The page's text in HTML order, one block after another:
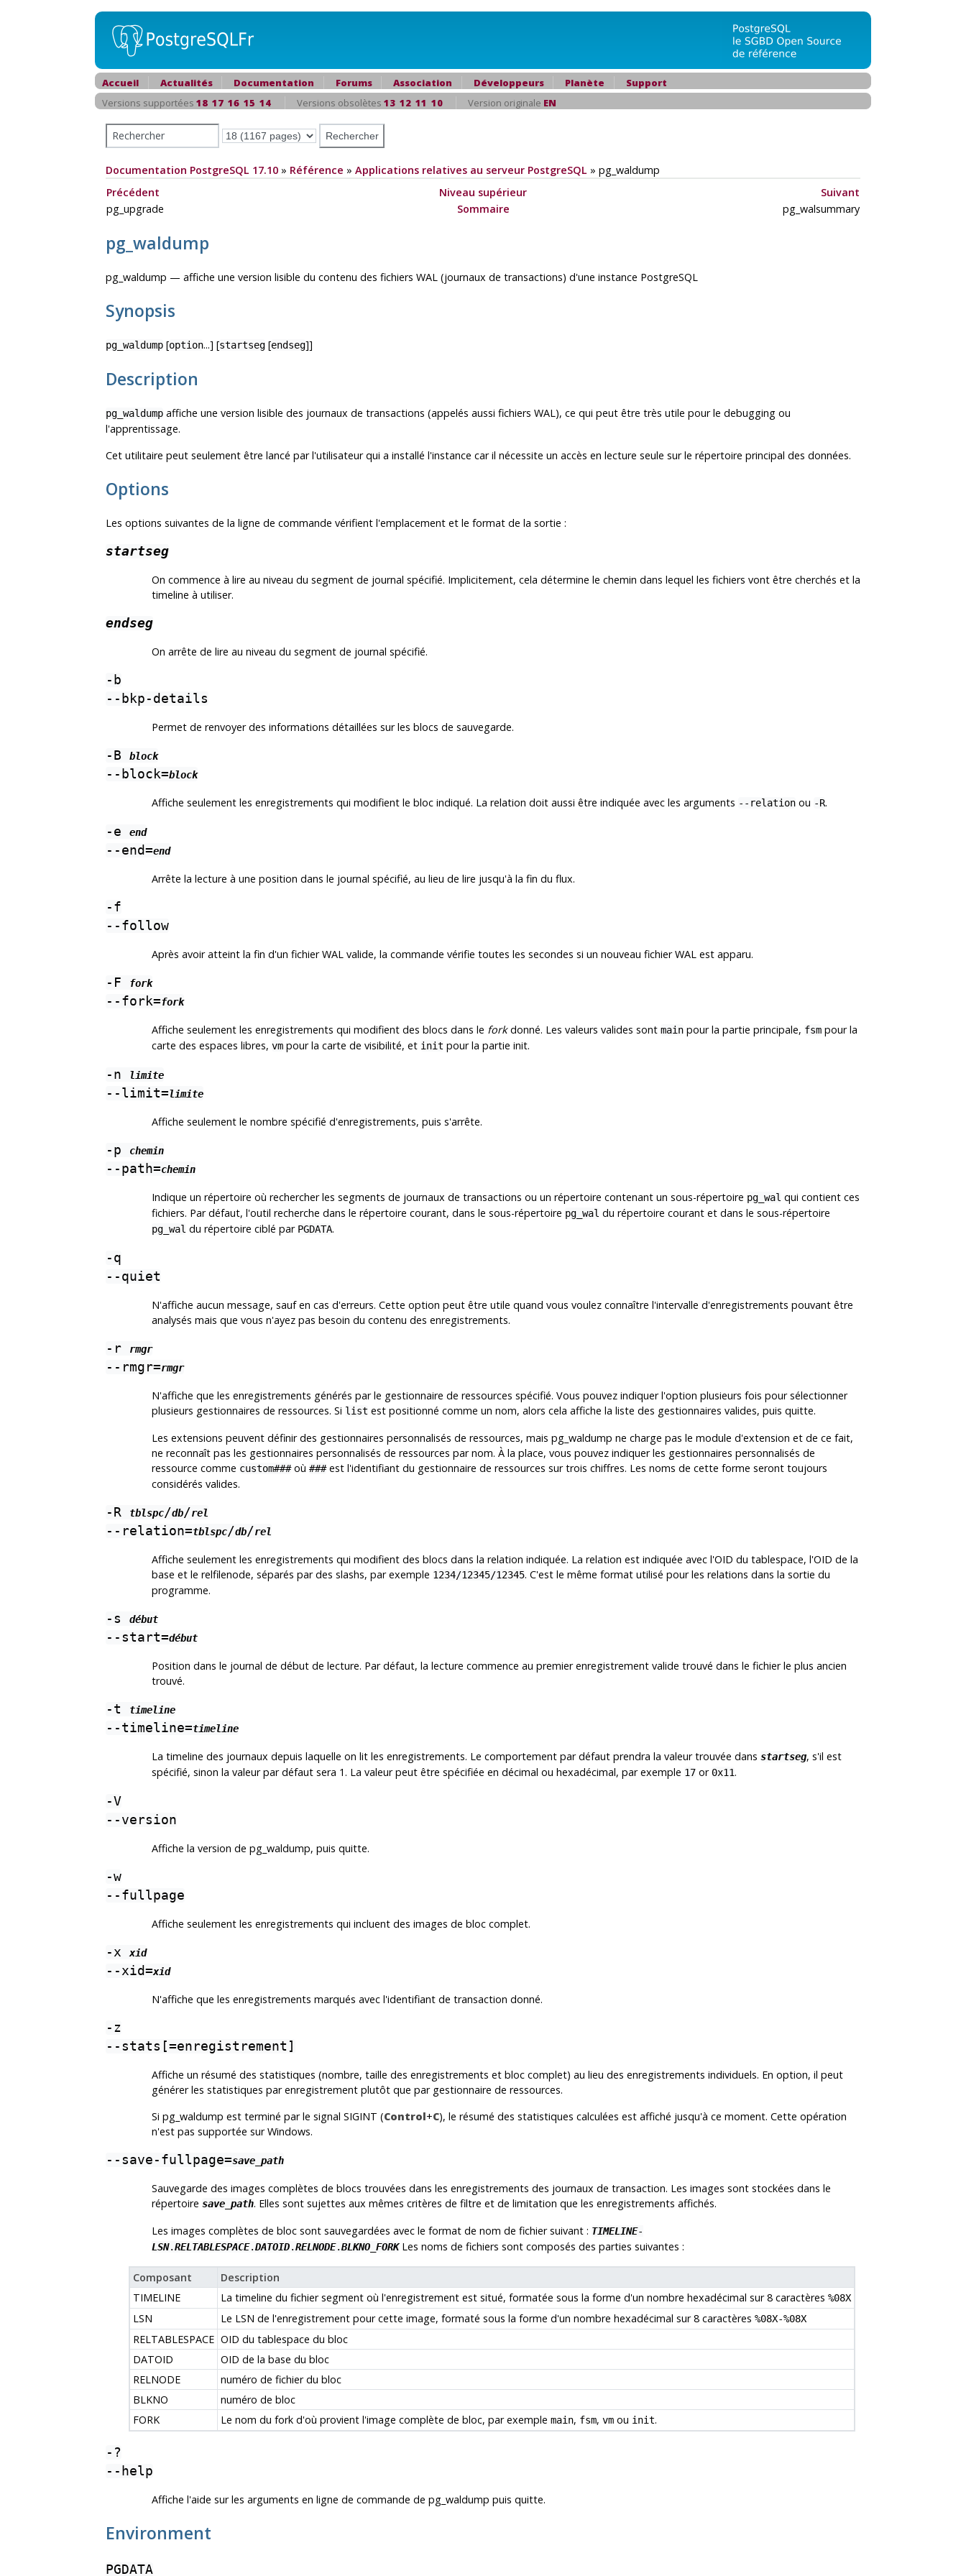
Accueil Actualités Documentation Forums Association Développeurs Planète
Support
Versions supportées 18 17 16 15 14 Versions obsolètes 13 12 11 10 Version originale EN
Documentation PostgreSQL 17.10 » Référence » Applications relatives au serveur PostgreSQL » pg_waldump
Précédent
Niveau supérieur
Suivant
pg_upgrade
Sommaire pg_walsummary
pg_waldump
pg_waldump — affiche une version lisible du contenu des fichiers WAL (journaux de transactions) d'une instance PostgreSQL
Synopsis
pg_waldump [option...] [startseg [endseg]]
Description
pg_waldump affiche une version lisible des journaux de transactions (appelés aussi fichiers WAL), ce qui peut être très utile pour le debugging ou
l'apprentissage.
Cet utilitaire peut seulement être lancé par l'utilisateur qui a installé l'instance car il nécessite un accès en lecture seule sur le répertoire principal des données.
Options
Les options suivantes de la ligne de commande vérifient l'emplacement et le format de la sortie :
startseg
On commence à lire au niveau du segment de journal spécifié. Implicitement, cela détermine le chemin dans lequel les fichiers vont être cherchés et la
timeline à utiliser.
endseg
On arrête de lire au niveau du segment de journal spécifié.
-b
--bkp-details
Permet de renvoyer des informations détaillées sur les blocs de sauvegarde.
-B block
--block=block
Affiche seulement les enregistrements qui modifient le bloc indiqué. La relation doit aussi être indiquée avec les arguments --relation ou -R.
-e end
--end=end
Arrête la lecture à une position dans le journal spécifié, au lieu de lire jusqu'à la fin du flux.
-f
--follow
Après avoir atteint la fin d'un fichier WAL valide, la commande vérifie toutes les secondes si un nouveau fichier WAL est apparu.
-F fork
--fork=fork
Affiche seulement les enregistrements qui modifient des blocs dans le forkdonné. Les valeurs valides sont main pour la partie principale, fsm pour la
carte des espaces libres, vm pour la carte de visibilité, et init pour la partie init.
-n limite
--limit=limite
Affiche seulement le nombre spécifié d'enregistrements, puis s'arrête.
-p chemin
--path=chemin
Indique un répertoire où rechercher les segments de journaux de transactions ou un répertoire contenant un sous-répertoire pg_wal qui contient ces
fichiers. Par défaut, l'outil recherche dans le répertoire courant, dans le sous-répertoire pg_wal du répertoire courant et dans le sous-répertoire
pg_wal du répertoire ciblé par PGDATA.
-q
--quiet
N'affiche aucun message, sauf en cas d'erreurs. Cette option peut être utile quand vous voulez connaître l'intervalle d'enregistrements pouvant être
analysés mais que vous n'ayez pas besoin du contenu des enregistrements.
-r rmgr
--rmgr=rmgr
N'affiche que les enregistrements générés par le gestionnaire de ressources spécifié. Vous pouvez indiquer l'option plusieurs fois pour sélectionner
plusieurs gestionnaires de ressources. Si list est positionné comme un nom, alors cela affiche la liste des gestionnaires valides, puis quitte.
Les extensions peuvent définir des gestionnaires personnalisés de ressources, mais pg_waldump ne charge pas le module d'extension et de ce fait,
ne reconnaît pas les gestionnaires personnalisés de ressources par nom. À la place, vous pouvez indiquer les gestionnaires personnalisés de
ressource comme custom###où ###est l'identifiant du gestionnaire de ressources sur trois chiffres. Les noms de cette forme seront toujours
considérés valides.
-R tblspc/db/rel
--relation=tblspc/db/rel
Affiche seulement les enregistrements qui modifient des blocs dans la relation indiquée. La relation est indiquée avec l'OID du tablespace, l'OID de la
base et le relfilenode, séparés par des slashs, par exemple 1234/12345/12345. C'est le même format utilisé pour les relations dans la sortie du
programme.
-s début
--start=début
Position dans le journal de début de lecture. Par défaut, la lecture commence au premier enregistrement valide trouvé dans le fichier le plus ancien
trouvé.
-t timeline
--timeline=timeline
La timeline des journaux depuis laquelle on lit les enregistrements. Le comportement par défaut prendra la valeur trouvée dans startseg, s'il est
spécifié, sinon la valeur par défaut sera 1. La valeur peut être spécifiée en décimal ou hexadécimal, par exemple 17 or 0x11.
-V
--version
Affiche la version de pg_waldump, puis quitte.
-w
--fullpage
Affiche seulement les enregistrements qui incluent des images de bloc complet.
-xxid
--xid=xid
N'affiche que les enregistrements marqués avec l'identifiant de transaction donné.
-z
--stats[=enregistrement]
Affiche un résumé des statistiques (nombre, taille des enregistrements et bloc complet) au lieu des enregistrements individuels. En option, il peut
générer les statistiques par enregistrement plutôt que par gestionnaire de ressources.
Si pg_waldump est terminé par le signal SIGINT (Control+C), le résumé des statistiques calculées est affiché jusqu'à ce moment. Cette opération
n'est pas supportée surWindows.
--save-fullpage=save_path
Sauvegarde des images complètes de blocs trouvées dans les enregistrements des journaux de transaction. Les images sont stockées dans le
répertoire save_path. Elles sont sujettes aux mêmes critères de filtre et de limitation que les enregistrements affichés.
Les images complètes de bloc sont sauvegardées avec le format de nom de fichier suivant : TIMELINE-
LSN.RELTABLESPACE.DATOID.RELNODE.BLKNO FORKLes noms de fichiers sont composés des parties suivantes :
Composant
Description
TIMELINE
La timeline du fichier segment où l'enregistrement est situé, formatée sous la forme d'un nombre hexadécimal sur 8 caractères %08X
LSN Le LSN de l'enregistrement pour cette image, formaté sous la forme d'un nombre hexadécimal sur 8 caractères %08X-%08X
RELTABLESPACE OID du tablespace du bloc
DATOID
OID de la base du bloc
RELNODE
numéro de fichier du bloc
BLKNO
numéro de bloc
FORK
Le nom du fork d'où provient l'image complète de bloc, par exemple main, fsm, vmou init.
-?
--help
Affiche l'aide sur les arguments en ligne de commande de pg_waldump puis quitte.
Environment
PGDATA